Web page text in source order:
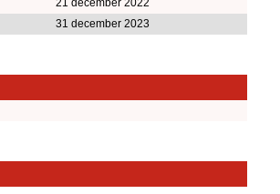
21 december 2022
31 december 2023